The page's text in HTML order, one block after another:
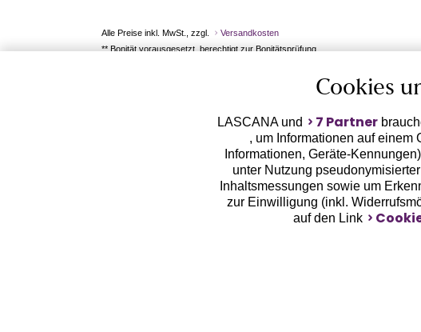
Alle Preise inkl. MwSt., zzgl.
Versandkosten
** Bonität vorausgesetzt, berechtigt zur Bonitätsprüfung
Cookies
LASCANA und 7 Partner
, um Informationen auf einem
Informationen, Geräte-
unter Nutzung
Inhaltsmessungen sowie um
zur Einwilligung (inkl.
auf den Link
LASCANA arbeitet mit Partnern
von uns übermittelten